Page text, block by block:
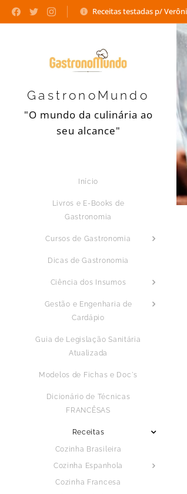
Receitas testadas p/
GastronoMundo
"O mundo da culinária ao
seu alcance"
Início
Livros e E-Books de
Gastronomia
Cursos de Gastronomia
Dicas de Gastronomia
Ciência dos Insumos
Gestão e Engenharia de
Cardápio
Guia de Legislação Sanitária
Atualizada
Modelos de Fichas e Doc´s
Dicionário de Técnicas
FRANCÊSAS
Receitas
Cozinha Brasileira
Cozinha Espanhola
Cozinha Francesa